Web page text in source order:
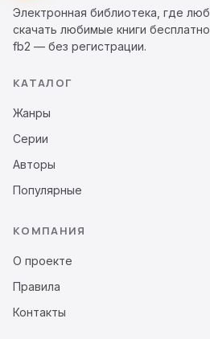
Электронная библиотека, где
скачать любимые книги
fb2 — без регистрации.
КАТАЛОГ
Жанры
Серии
Авторы
Популярные
КОМПАНИЯ
О проекте
Правила
Контакты